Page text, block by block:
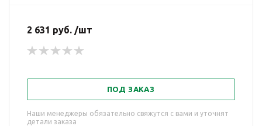
2 631 руб. /шт
ПОД ЗАКАЗ
Наши менеджеры обязательно свяжутся с вами и уточнят
детали заказа